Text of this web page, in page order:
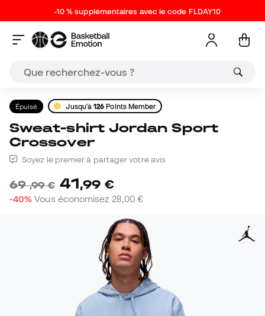
-10 % supplémentaires avec le code FLDAY10
Épuisé Jusqu'à126 Points Member
Sweat-shirt Jordan Sport
Crossover
Soyez le premier à partager votre avis
69,99 € 41,99 €
-40% Vous économisez 28,00 €